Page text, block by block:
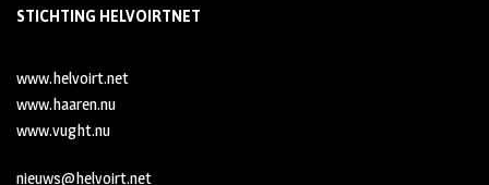
STICHTING HELVOIRTNET
www.helvoirt.net
www.haaren.nu
www.vught.nu
nieuws@helvoirt.net